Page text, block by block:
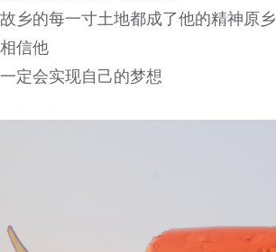
故乡的每一寸土地都成了他的精神原乡
相信他
一定会实现自己的梦想